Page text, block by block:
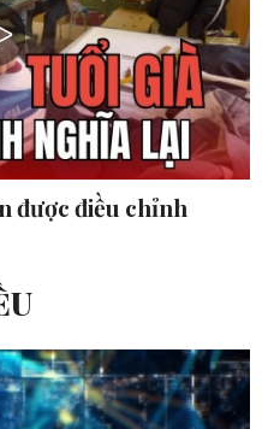
được điều chỉnh